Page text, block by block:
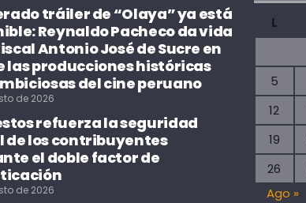
tráiler de “Olaya” ya está
Reynaldo Pacheco da vida
Antonio José de Sucre en
las producciones históricas
del cine peruano
de 2026
refuerza la seguridad
de los contribuyentes
el doble factor de
de 2026
L
5
12
19
26
Ago »